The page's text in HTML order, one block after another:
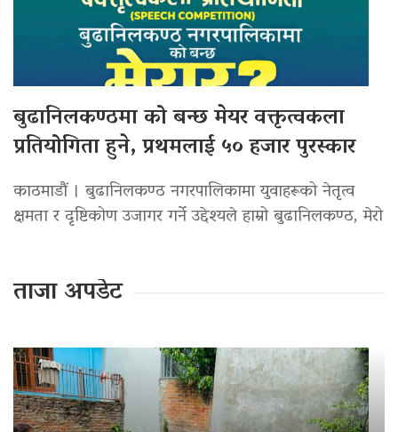
बुढानिलकण्ठमा को बन्छ मेयर वक्तृत्वकला
प्रतियोगिता हुने, प्रथमलाई ५० हजार पुरस्कार
काठमाडौं । बुढानिलकण्ठ नगरपालिकामा युवाहरूको नेतृत्व
क्षमता र दृष्टिकोण उजागर गर्ने उद्देश्यले हाम्रो बुढानिलकण्ठ, मेरो
ताजा अपडेट